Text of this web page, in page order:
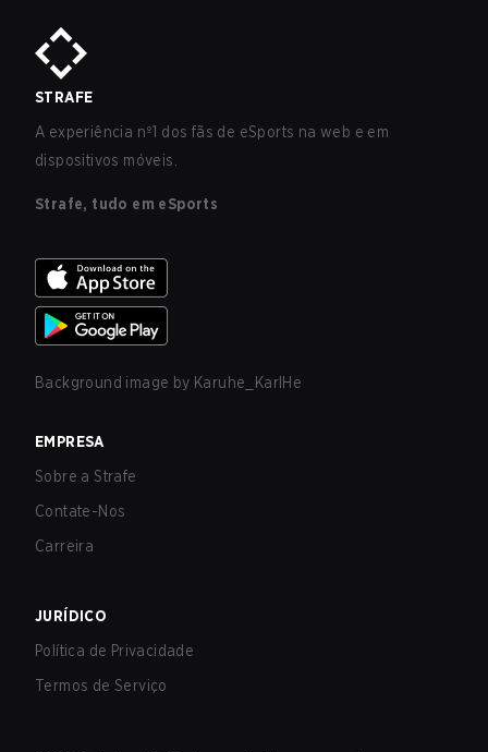
STRAFE
A experiência nº1 dos fãs de eSports na web e em
dispositivos móveis.
Strafe, tudo em eSports
Background image by Karuhe_KarlHe
EMPRESA
Sobre a Strafe
Contate-Nos
Carreira
JURÍDICO
Política de Privacidade
Termos de Serviço